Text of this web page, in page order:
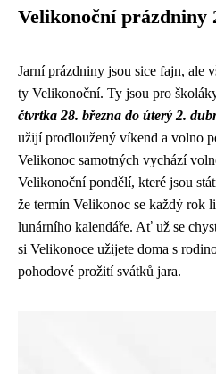
Velikonoční prázdniny
Jarní prázdniny jsou sice fajn, ale
ty Velikonoční. Ty jsou pro
čtvrtka 28. března do úterý 2.
užijí prodloužený víkend a volno
Velikonoc samotných vychází
Velikonoční pondělí, které jsou
že termín Velikonoc se každý rok
lunárního kalendáře. Ať už se
si Velikonoce užijete doma s
pohodové prožití svátků jara.